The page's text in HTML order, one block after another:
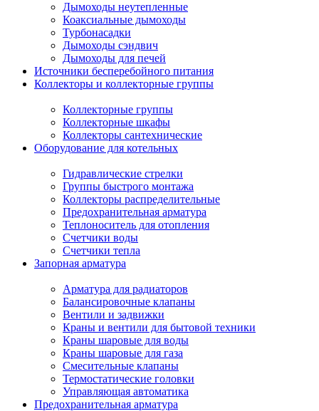
Дымоходы неутепленные
Коаксиальные дымоходы
Турбонасадки
Дымоходы сэндвич
Дымоходы для печей
Источники бесперебойного питания
Коллекторы и коллекторные группы
Коллекторные группы
Коллекторные шкафы
Коллекторы сантехнические
Оборудование для котельных
Гидравлические стрелки
Группы быстрого монтажа
Коллекторы распределительные
Предохранительная арматура
Теплоноситель для отопления
Счетчики воды
Счетчики тепла
Запорная арматура
Арматура для радиаторов
Балансировочные клапаны
Вентили и задвижки
Краны и вентили для бытовой техники
Краны шаровые для воды
Краны шаровые для газа
Смесительные клапаны
Термостатические головки
Управляющая автоматика
Предохранительная арматура